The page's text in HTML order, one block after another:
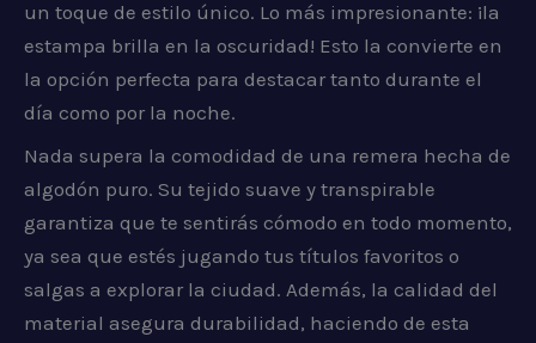
un toque de estilo único. Lo más impresionante: ¡la
estampa brilla en la oscuridad! Esto la convierte en
la opción perfecta para destacar tanto durante el
día como por la noche.
Nada supera la comodidad de una remera hecha de
algodón puro. Su tejido suave y transpirable
garantiza que te sentirás cómodo en todo momento,
ya sea que estés jugando tus títulos favoritos o
salgas a explorar la ciudad. Además, la calidad del
material asegura durabilidad, haciendo de esta